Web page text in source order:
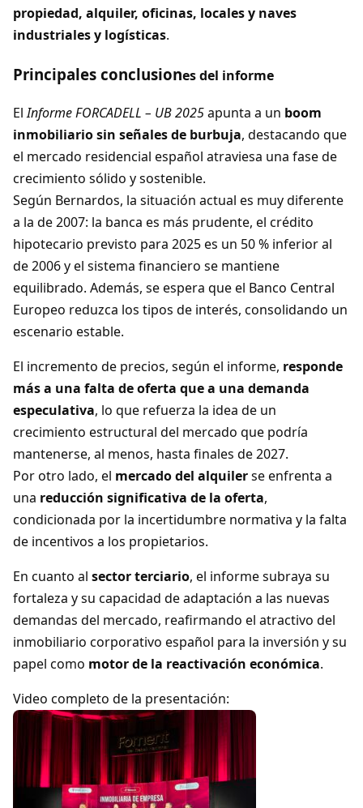
propiedad, alquiler, oficinas, locales y naves
industriales y logísticas.
Principales conclusiones del informe
ElInforme FORCADELL – UB 2025apunta a un boom
inmobiliario sin señales de burbuja, destacando que
el mercado residencial español atraviesa una fase de
crecimiento sólido y sostenible.
Según Bernardos, la situación actual es muy diferente
a la de 2007: la banca es más prudente, el crédito
hipotecario previsto para 2025 es un 50 % inferior al
de 2006 y el sistema financiero se mantiene
equilibrado. Además, se espera que el Banco Central
Europeo reduzca los tipos de interés, consolidando un
escenario estable.
El incremento de precios, según el informe, responde
más a una falta de oferta que a una demanda
especulativa, lo que refuerza la idea de un
crecimiento estructural del mercado que podría
mantenerse, al menos, hasta finales de 2027.
Por otro lado, el mercado del alquilerse enfrenta a
una reducción significativa de la oferta,
condicionada por la incertidumbre normativa y la falta
de incentivos a los propietarios.
En cuanto al sector terciario, el informe subraya su
fortaleza y su capacidad de adaptación a las nuevas
demandas del mercado, reafirmando el atractivo del
inmobiliario corporativo español para la inversión y su
papel como motor de la reactivación económica.
Video completo de la presentación: